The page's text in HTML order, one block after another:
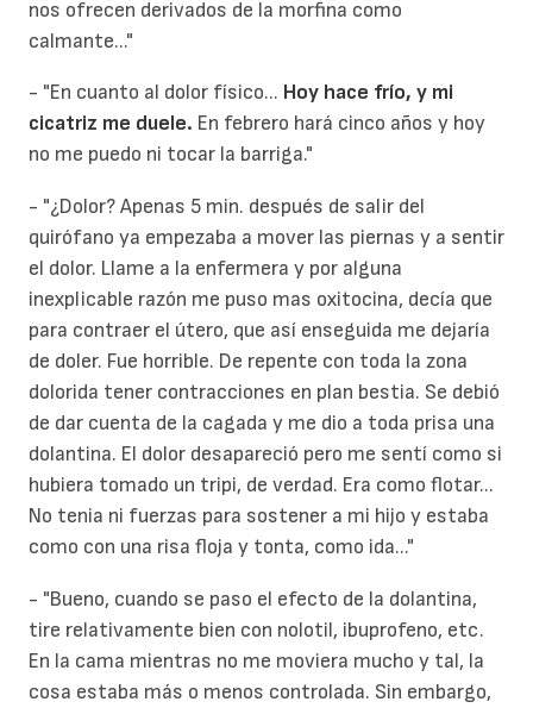
nos ofrecen derivados de la morfina como
calmante..."
- "En cuanto al dolor físico... Hoy hace frío, y mi
cicatriz me duele. En febrero hará cinco años y hoy
no me puedo ni tocar la barriga."
- "¿Dolor? Apenas 5 min. después de salir del
quirófano ya empezaba a mover las piernas y a sentir
el dolor. Llame a la enfermera y por alguna
inexplicable razón me puso mas oxitocina, decía que
para contraer el útero, que así enseguida me dejaría
de doler. Fue horrible. De repente con toda la zona
dolorida tener contracciones en plan bestia. Se debió
de dar cuenta de la cagada y me dio a toda prisa una
dolantina. El dolor desapareció pero me sentí como si
hubiera tomado un tripi, de verdad. Era como flotar...
No tenia ni fuerzas para sostener a mi hijo y estaba
como con una risa floja y tonta, como ida..."
- "Bueno, cuando se paso el efecto de la dolantina,
tire relativamente bien con nolotil, ibuprofeno, etc.
En la cama mientras no me moviera mucho y tal, la
cosa estaba más o menos controlada. Sin embargo,